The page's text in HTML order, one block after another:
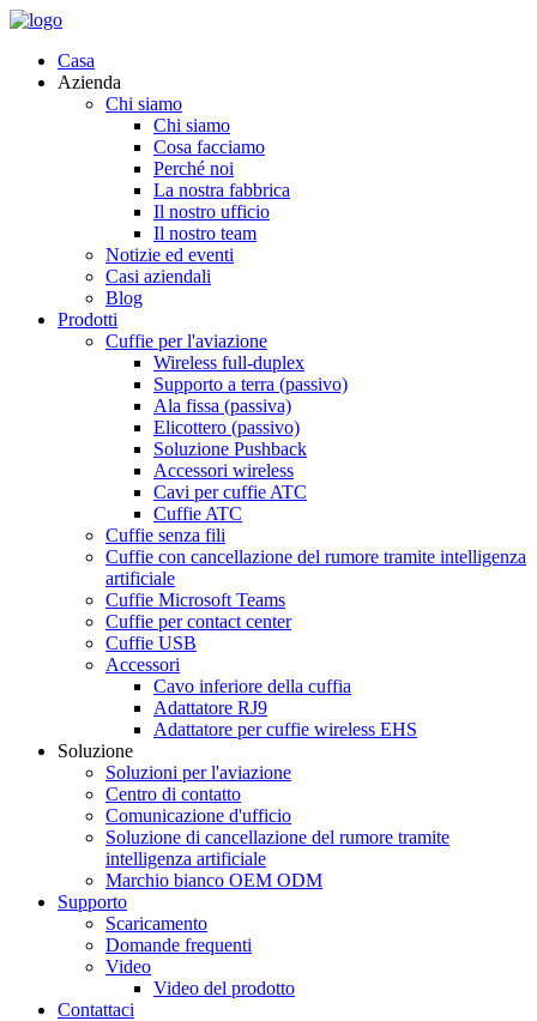
Casa
Azienda
Chi siamo
Chi siamo
Cosa facciamo
Perché noi
La nostra fabbrica
Il nostro ufficio
Il nostro team
Notizie ed eventi
Casi aziendali
Blog
Prodotti
Cuffie per l'aviazione
Wireless full-duplex
Supporto a terra (passivo)
Ala fissa (passiva)
Elicottero (passivo)
Soluzione Pushback
Accessori wireless
Cavi per cuffie ATC
Cuffie ATC
Cuffie senza fili
Cuffie con cancellazione del rumore tramite intelligenza
artificiale
Cuffie Microsoft Teams
Cuffie per contact center
Cuffie USB
Accessori
Cavo inferiore della cuffia
Adattatore RJ9
Adattatore per cuffie wireless EHS
Soluzione
Soluzioni per l'aviazione
Centro di contatto
Comunicazione d'ufficio
Soluzione di cancellazione del rumore tramite
intelligenza artificiale
Marchio bianco OEM ODM
Supporto
Scaricamento
Domande frequenti
Video
Video del prodotto
Contattaci